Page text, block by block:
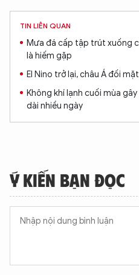
TIN LIÊN QUAN
Mưa đá cấp tập trút xuống
là hiếm gặp
El Nino trở lại, châu Á đối
Không khí lạnh cuối mùa
dài nhiều ngày
Ý KIẾN BẠN ĐỌC
XIN CHÀO,
TÔI LÀ
Hãy hỏi tôi bất kỳ
An Ninh Thủ Đô nhé.